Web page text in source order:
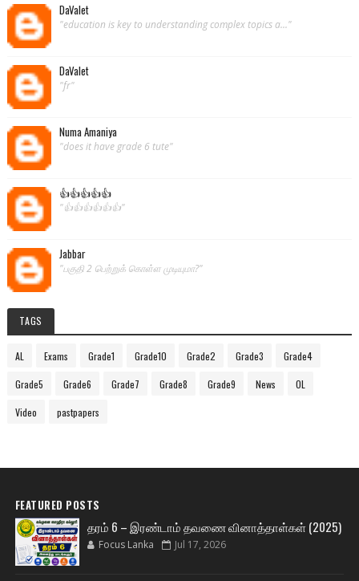
DaValet
"education is key to understanding complex topics a..."
DaValet
"fr"
Numa Amaniya
"does it have grade 6 tute"
👍👍👍👍👍
"👍👍👍👍👍👍"
Jabbar
"பகுதி 2 பெற்றுக் கொள்ள முடியுமா?"
TAGS
AL Exams Grade1 Grade10 Grade2 Grade3 Grade4
Grade5 Grade6 Grade7 Grade8 Grade9 News OL
Video pastpapers
FEATURED POSTS
தரம் 6 – இரண்டாம் தவணை வினாத்தாள்கள் (2025)
Focus Lanka Jul 17, 2026